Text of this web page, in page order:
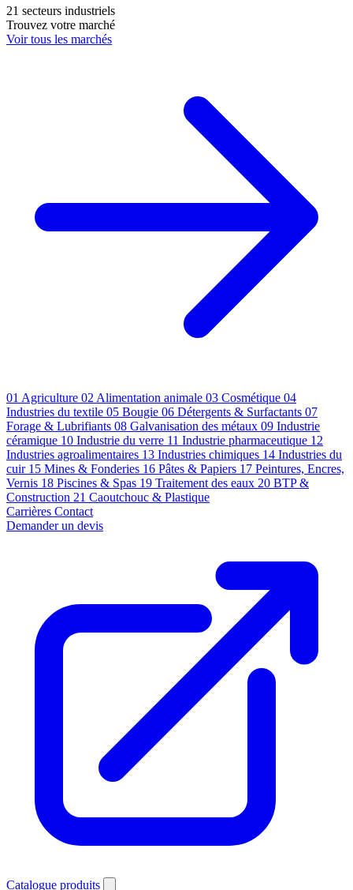
21 secteurs industriels
Trouvez votre marché
Voir tous les marchés
01 Agriculture 02 Alimentation animale 03 Cosmétique 04
Industries du textile 05 Bougie 06 Détergents & Surfactants 07
Forage & Lubrifiants 08 Galvanisation des métaux 09 Industrie
céramique 10 Industrie du verre 11 Industrie pharmaceutique 12
Industries agroalimentaires 13 Industries chimiques 14 Industries du
cuir 15 Mines & Fonderies 16 Pâtes & Papiers 17 Peintures, Encres,
Vernis 18 Piscines & Spas 19 Traitement des eaux 20 BTP &
Construction 21 Caoutchouc & Plastique
Carrières Contact
Demander un devis
Catalogue produits